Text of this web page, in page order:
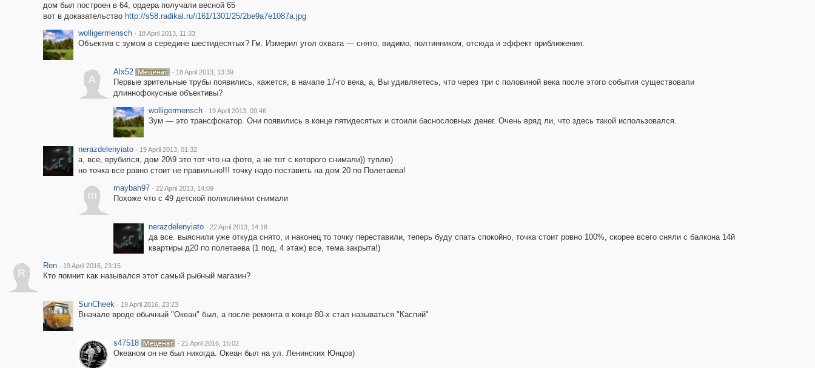
дом был построен в 64, ордера получали весной 65
вот в доказательство http://s58.radikal.ru/i161/1301/25/2be9a7e1087a.jpg
wolligermensch · 18 April 2013, 11:33
Объектив с зумом в середине шестидесятых? Гм. Измерил угол охвата — снято, видимо, полтинником, отсюда и эффект приближения.
A
Alx52 · 18 April 2013, 13:39
Первые зрительные трубы появились, кажется, в начале 17-го века, а, Вы удивляетесь, что через три с половиной века после этого события существовали
длиннофокусные объективы?
wolligermensch · 19 April 2013, 09:46
Зум — это трансфокатор. Они появились в конце пятидесятых и стоили баснословных денег. Очень вряд ли, что здесь такой использовался.
nerazdelenyiato · 19 April 2013, 01:32
а, все, врубился, дом 20\9 это тот что на фото, а не тот с которого снимали)) туплю)
но точка все равно стоит не правильно!!! точку надо поставить на дом 20 по Полетаева!
m
maybah97 · 22 April 2013, 14:09
Похоже что с 49 детской поликлиники снимали
nerazdelenyiato · 22 April 2013, 14:18
да все. выяснили уже откуда снято, и наконец то точку переставили, теперь буду спать спокойно, точка стоит ровно 100%, скорее всего сняли с балкона 14й
квартиры д20 по полетаева (1 под, 4 этаж) все, тема закрыта!)
R
Ren · 19 April 2016, 23:15
Кто помнит как назывался этот самый рыбный магазин?
SunCheek · 19 April 2016, 23:23
Вначале вроде обычный "Океан" был, а после ремонта в конце 80-х стал называться "Каспий"
s47518 · 21 April 2016, 15:02
Океаном он не был никогда. Океан был на ул. Ленинских Юнцов)